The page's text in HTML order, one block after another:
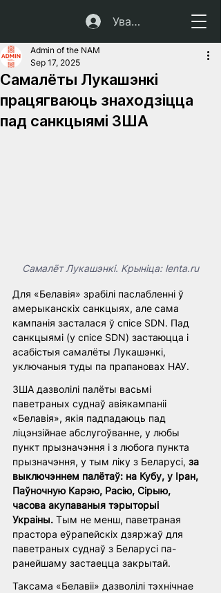
Увайсці
Самалёты Лукашэнкі
працягваюць знаходзіцца
пад санкцыямі ЗША
Admin of the NAM
Sep 17, 2025
Самалёт Лукашэнкі. Крыніца: lenta.ru
Для «Белавія» зрабілі паслабленні ў
амерыканскіх санкцыях, але сама
кампанія засталася ў спісе SDN. Пад
санкцыямі (у спісе SDN) застаюцца і
асабістыя самалёты Лукашэнкі,
уключаныя туды па прапановах НАУ.
ЗША дазволілі палёты васьмі
паветраных суднаў авіякампаніі
«Белавія», якія падпадаюць пад
ліцэнзійнае абслугоўванне, у любы
пункт прызначэння і з любога пункта
прызначэння, у тым ліку з Беларусі, за
выключэннем палётаў: на Кубу, у Іран,
Паўночную Карэю, Расію, Сірыю,
часова акупаваныя тэрыторыі
Украіны. Тым не менш, паветраная
прастора еўрапейскіх дзяржаў для
паветраных суднаў з Беларусі па-
ранейшаму застаецца закрытай.
Таксама «Белавіі» дазволілі тэхнічнае